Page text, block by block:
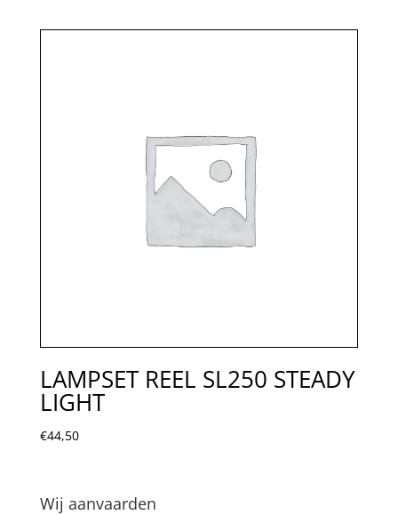
LAMPSET REEL SL250 STEADY
LIGHT
€44,50
Wij aanvaarden